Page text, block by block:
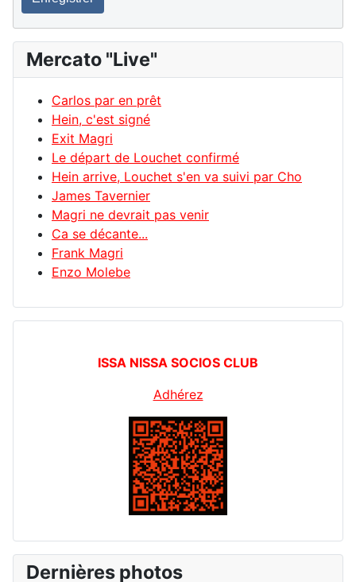
Mercato "Live"
Carlos par en prêt
Hein, c'est signé
Exit Magri
Le départ de Louchet confirmé
Hein arrive, Louchet s'en va suivi par Cho
James Tavernier
Magri ne devrait pas venir
Ca se décante...
Frank Magri
Enzo Molebe
ISSA NISSA SOCIOS CLUB
Adhérez
Dernières photos